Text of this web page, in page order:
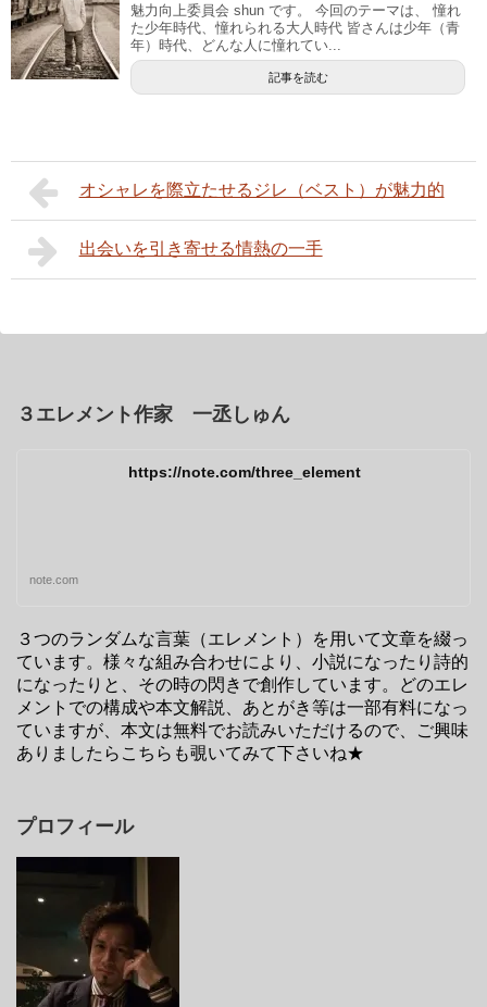
魅力向上委員会 shun です。 今回のテーマは、 憧れ
た少年時代、憧れられる大人時代 皆さんは少年（青
年）時代、どんな人に憧れてい...
記事を読む
オシャレを際立たせるジレ（ベスト）が魅力的
出会いを引き寄せる情熱の一手
３エレメント作家 一丞しゅん
https://note.com/three_element
note.com
３つのランダムな言葉（エレメント）を用いて文章を綴っ
ています。様々な組み合わせにより、小説になったり詩的
になったりと、その時の閃きで創作しています。どのエレ
メントでの構成や本文解説、あとがき等は一部有料になっ
ていますが、本文は無料でお読みいただけるので、ご興味
ありましたらこちらも覗いてみて下さいね★
プロフィール